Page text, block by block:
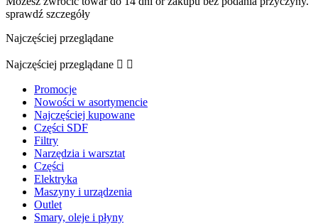
sprawdź szczegóły
Najczęściej przeglądane
Najczęściej przeglądane  
Promocje
Nowości w asortymencie
Najczęściej kupowane
Części SDF
Filtry
Narzędzia i warsztat
Części
Elektryka
Maszyny i urządzenia
Outlet
Smary, oleje i płyny